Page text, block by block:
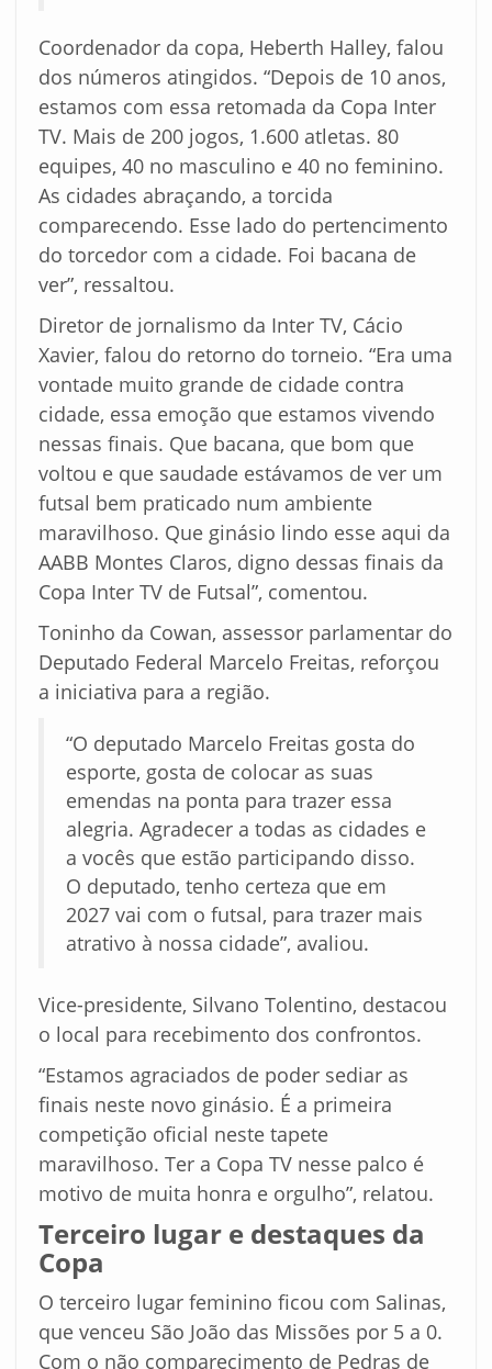
Coordenador da copa, Heberth Halley, falou
dos números atingidos. “Depois de 10 anos,
estamos com essa retomada da Copa Inter
TV. Mais de 200 jogos, 1.600 atletas. 80
equipes, 40 no masculino e 40 no feminino.
As cidades abraçando, a torcida
comparecendo. Esse lado do pertencimento
do torcedor com a cidade. Foi bacana de
ver”, ressaltou.
Diretor de jornalismo da Inter TV, Cácio
Xavier, falou do retorno do torneio. “Era uma
vontade muito grande de cidade contra
cidade, essa emoção que estamos vivendo
nessas finais. Que bacana, que bom que
voltou e que saudade estávamos de ver um
futsal bem praticado num ambiente
maravilhoso. Que ginásio lindo esse aqui da
AABB Montes Claros, digno dessas finais da
Copa Inter TV de Futsal”, comentou.
Toninho da Cowan, assessor parlamentar do
Deputado Federal Marcelo Freitas, reforçou
a iniciativa para a região.
“O deputado Marcelo Freitas gosta do
esporte, gosta de colocar as suas
emendas na ponta para trazer essa
alegria. Agradecer a todas as cidades e
a vocês que estão participando disso.
O deputado, tenho certeza que em
2027 vai com o futsal, para trazer mais
atrativo à nossa cidade”, avaliou.
Vice-presidente, Silvano Tolentino, destacou
o local para recebimento dos confrontos.
“Estamos agraciados de poder sediar as
finais neste novo ginásio. É a primeira
competição oficial neste tapete
maravilhoso. Ter a Copa TV nesse palco é
motivo de muita honra e orgulho”, relatou.
Terceiro lugar e destaques da
Copa
O terceiro lugar feminino ficou com Salinas,
que venceu São João das Missões por 5 a 0.
Com o não comparecimento de Pedras de